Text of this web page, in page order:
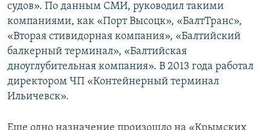
судов». По данным СМИ, руководил такими
компаниями, как «Порт Высоцк», «БалтТранс»,
«Вторая стивидорная компания», «Балтийский
балкерный терминал», «Балтийская
дноуглубительная компания». В 2013 года работал
директором ЧП «Контейнерный терминал
Ильичевск».